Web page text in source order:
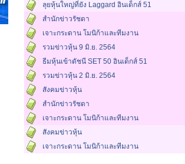
ลุยหุ้นใหญ่ที่ยัง Laggard อินเด็กส์ 51
สำนักข่าวรัชดา
เจาะกระดาน โมนิก้าและทีมงาน
รวมข่าวหุ้น 9 มิ.ย. 2564
ธีมหุ้นเข้าดัชนี SET 50 อินเด็กส์ 51
รวมข่าวหุ้น 2 มิ.ย. 2564
สังคมข่าวหุ้น
สำนักข่าวรัชดา
เจาะกระดาน โมนิก้าและทีมงาน
สังคมข่าวหุ้น
เจาะกระดาน โมนิก้าและทีมงาน